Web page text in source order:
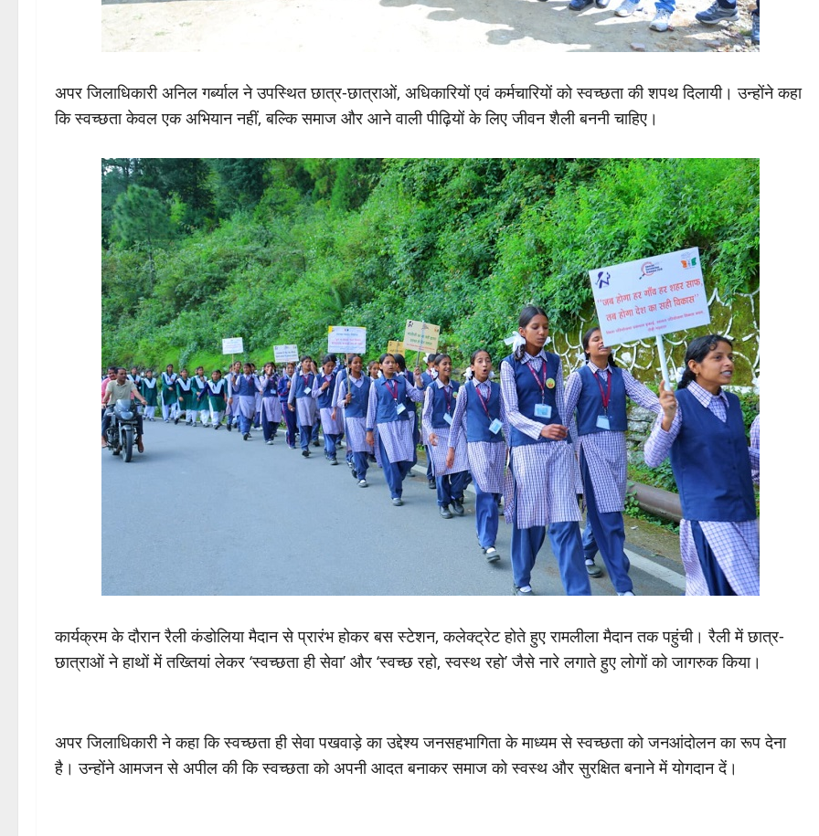
अपर जिलाधिकारी अनिल गर्ब्याल ने उपस्थित छात्र-छात्राओं, अधिकारियों एवं कर्मचारियों को स्वच्छता की शपथ दिलायी। उन्होंने कहा
कि स्वच्छता केवल एक अभियान नहीं, बल्कि समाज और आने वाली पीढ़ियों के लिए जीवन शैली बननी चाहिए।
कार्यक्रम के दौरान रैली कंडोलिया मैदान से प्रारंभ होकर बस स्टेशन, कलेक्ट्रेट होते हुए रामलीला मैदान तक पहुंची। रैली में छात्र-
छात्राओं ने हाथों में तख्तियां लेकर ‘स्वच्छता ही सेवा’ और ‘स्वच्छ रहो, स्वस्थ रहो’ जैसे नारे लगाते हुए लोगों को जागरुक किया।
अपर जिलाधिकारी ने कहा कि स्वच्छता ही सेवा पखवाड़े का उद्देश्य जनसहभागिता के माध्यम से स्वच्छता को जनआंदोलन का रूप देना
है। उन्होंने आमजन से अपील की कि स्वच्छता को अपनी आदत बनाकर समाज को स्वस्थ और सुरक्षित बनाने में योगदान दें।